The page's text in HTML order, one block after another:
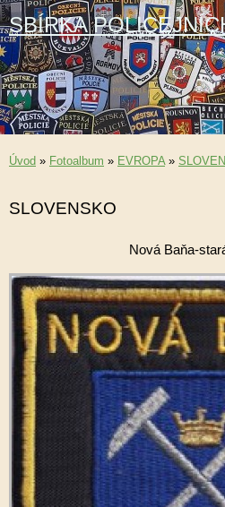
SBÍRKA
Úvod » Fotoalbum » EVROPA»
SLOVENSKO
Nová Baňa-